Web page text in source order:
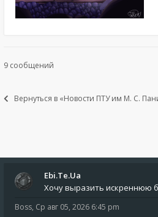
9 сообщений
Вернуться в «Новости ПТУ им М. С.
Ebi.Te.Ua
Boss, Ср авг 05, 2026 6:45 pm